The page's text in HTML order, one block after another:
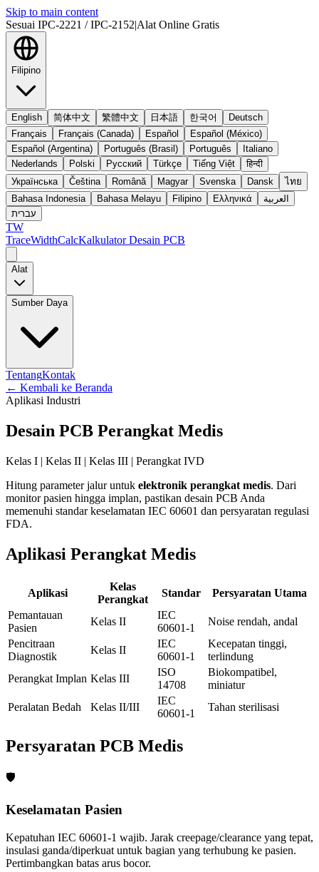
Skip to main content
Sesuai IPC-2221 / IPC-2152|Alat Online Gratis
Filipino
English 简体中文 繁體中文 日本語 한국어
Deutsch
Français
Français (Canada) Español
Español (México)
Español (Argentina)
Português (Brasil) Português
Italiano
Nederlands
Polski Русский Türkçe Tiếng Việt
हिन्दी
Українська
Čeština Română Magyar Svenska Dansk
ไทย
Bahasa Indonesia
Bahasa Melayu Filipino Ελληνικά
العربية
עברית
TW
TraceWidthCalcKalkulator Desain PCB
Alat
Sumber Daya
TentangKontak
← Kembali ke Beranda
Aplikasi Industri
Desain PCB Perangkat Medis
Kelas I | Kelas II | Kelas III | Perangkat IVD
Hitung parameter jalur untuk elektronik perangkat medis. Dari
monitor pasien hingga implan, pastikan desain PCB Anda
memenuhi standar keselamatan IEC 60601 dan persyaratan regulasi
FDA.
Aplikasi Perangkat Medis
Aplikasi
Kelas
Perangkat
Standar
Persyaratan Utama
Pemantauan
Pasien
Kelas II
IEC
60601-1
Noise rendah, andal
Pencitraan
Diagnostik
Kelas II
IEC
60601-1
Kecepatan tinggi,
terlindung
Perangkat Implan Kelas III
ISO
14708
Biokompatibel,
miniatur
Peralatan Bedah
Kelas II/III
IEC
60601-1
Tahan sterilisasi
Persyaratan PCB Medis
🛡️
Keselamatan Pasien
Kepatuhan IEC 60601-1 wajib. Jarak creepage/clearance yang tepat,
insulasi ganda/diperkuat untuk bagian yang terhubung ke pasien.
Pertimbangkan batas arus bocor.